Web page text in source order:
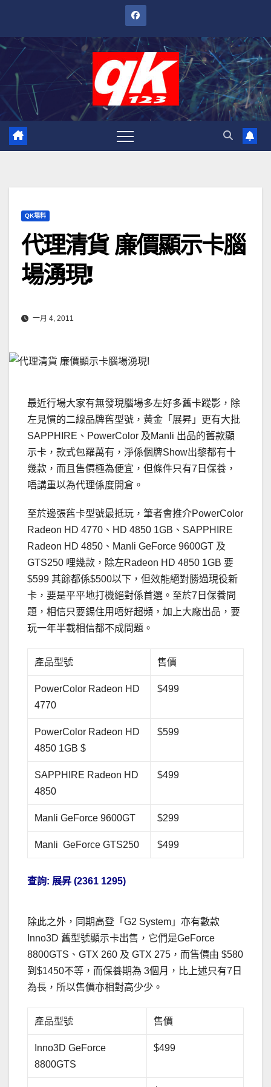
內
QK場料
代理清貨 廉價顯示卡腦
場湧現!
一月 4, 2011
最近行場大家有無發現腦場多左好多舊卡蹤影，除
左見慣的二線品牌舊型號，黃金「展昇」更有大批
SAPPHIRE、PowerColor 及Manli 出品的舊款顯
示卡，款式包羅萬有，淨係個牌Show出黎都有十
幾款，而且售價極為便宜，但條件只有7日保養，
唔講重以為代理係度開倉。
至於邊張舊卡型號最抵玩，筆者會推介PowerColor
Radeon HD 4770、HD 4850 1GB、SAPPHIRE
Radeon HD 4850、Manli GeForce 9600GT 及
GTS250 哩幾款，除左Radeon HD 4850 1GB 要
$599 其餘都係$500以下，但效能絕對勝過現役新
卡，要是平平地打機絕對係首選。至於7日保養問
題，相信只要錫住用唔好超頻，加上大廠出品，要
玩一年半載相信都不成問題。
產品型號 售價
PowerColor Radeon HD
4770
$499
PowerColor Radeon HD
4850 1GB $
$599
SAPPHIRE Radeon HD
4850
$499
Manli GeForce 9600GT $299
Manli GeForce GTS250 $499
查詢: 展昇 (2361 1295)
除此之外，同期高登「G2 System」亦有數款
Inno3D 舊型號顯示卡出售，它們是GeForce
8800GTS、GTX 260 及 GTX 275，而售價由 $580
到$1450不等，而保養期為 3個月，比上述只有7日
為長，所以售價亦相對高少少。
產品型號 售價
Inno3D GeForce
8800GTS
$499